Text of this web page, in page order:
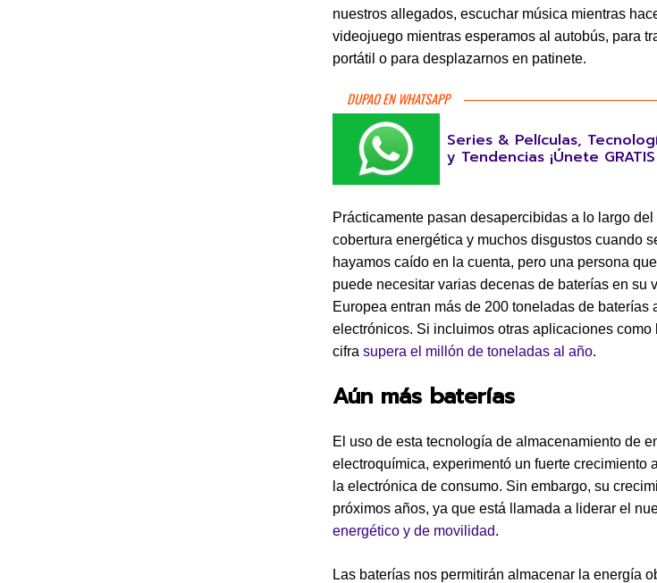
nuestros allegados, escuchar música mientras
videojuego mientras esperamos al autobús, para
portátil o para desplazarnos en patinete.
DUPAO EN WHATSAPP
Series & Películas,
y Tendencias ¡Únete
Prácticamente pasan desapercibidas a lo largo
cobertura energética y muchos disgustos cuando
hayamos caído en la cuenta, pero una persona
puede necesitar varias decenas de baterías en su
Europea entran más de 200 toneladas de
electrónicos. Si incluimos otras aplicaciones
cifra supera el millón de toneladas al año.
Aún más baterías
El uso de esta tecnología de almacenamiento de
electroquímica, experimentó un fuerte crecimiento
la electrónica de consumo. Sin embargo, su
próximos años, ya que está llamada a liderar el
energético y de movilidad.
Las baterías nos permitirán almacenar la energía